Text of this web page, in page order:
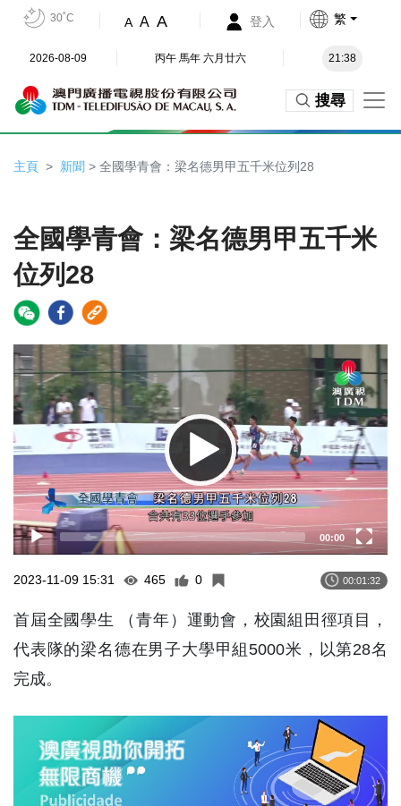
30˚C A A A 登入 繁
2026-08-09 丙午 馬年 六月廿六 21:38
搜尋
主頁 新聞 > 全國學青會：梁名德男甲五千米位列28
全國學青會：梁名德男甲五千米
位列28
Video
Player
00:00
2023-11-09 15:31 465 0 00:01:32
首屆全國學生 （青年）運動會，校園組田徑項目，
代表隊的梁名德在男子大學甲組5000米，以第28名
完成。